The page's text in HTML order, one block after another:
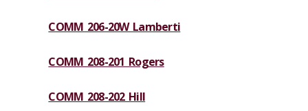
COMM 206-20W Lamberti
COMM 208-201 Rogers
COMM 208-202 Hill